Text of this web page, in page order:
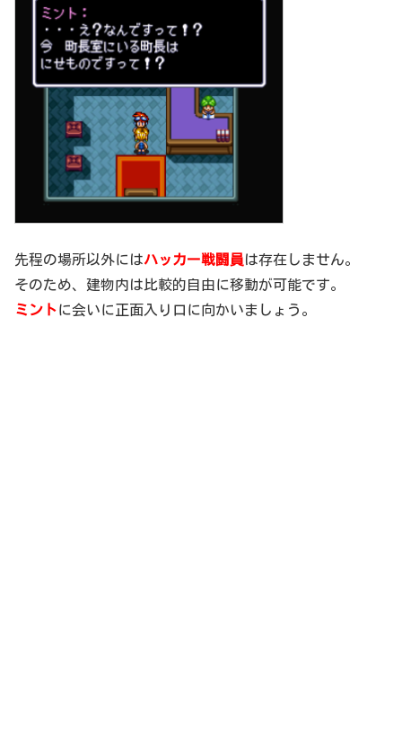
先程の場所以外にはハッカー戦闘員は存在しません。
そのため、建物内は比較的自由に移動が可能です。
ミントに会いに正面入り口に向かいましょう。